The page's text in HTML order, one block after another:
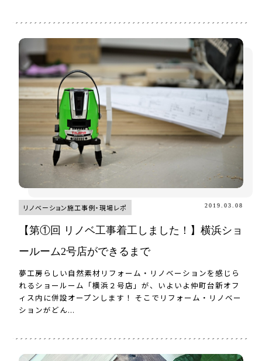
リノベーション施工事例・現場レポ 2019.03.08
【第①回 リノベ工事着工しました！】横浜ショ
ールーム2号店ができるまで
夢工房らしい自然素材リフォーム・リノベーションを感じら
れるショールーム「横浜２号店」が、いよいよ仲町台新オフ
ィス内に併設オープンします！ そこでリフォーム・リノベー
ションがどん...